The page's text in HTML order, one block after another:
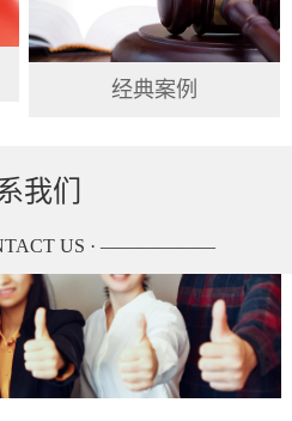
经典案例
我们
US · ——————